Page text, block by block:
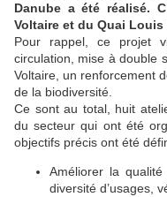
Danube a été réalisé.
Voltaire et du Quai Louis
Pour rappel, ce projet
circulation, mise à double
Voltaire, un renforcement
de la biodiversité.
Ce sont au total, huit
du secteur qui ont été
objectifs précis ont été
Améliorer la qualité
diversité d’usages,